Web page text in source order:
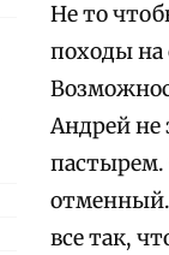
Не то
походы на
Андрей не
пастырем.
отменный.
все так,